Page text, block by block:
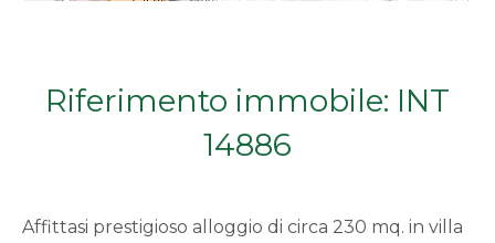
Riferimento immobile: INT
14886
Affittasi prestigioso alloggio di circa 230 mq. in villa
1
3